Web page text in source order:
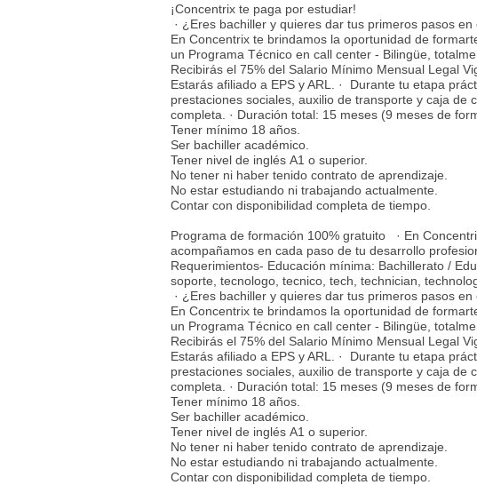
¡Concentrix te paga por estudiar!
· ¿Eres bachiller y quieres dar tus primeros pasos
En Concentrix te brindamos la oportunidad de
un Programa Técnico en call center - Bilingüe,
Recibirás el 75% del Salario Mínimo Mensual Legal
Estarás afiliado a EPS y ARL. · Durante tu etapa
prestaciones sociales, auxilio de transporte y caja de
completa. · Duración total: 15 meses (9 meses de
Tener mínimo 18 años.
Ser bachiller académico.
Tener nivel de inglés A1 o superior.
No tener ni haber tenido contrato de aprendizaje.
No estar estudiando ni trabajando actualmente.
Contar con disponibilidad completa de tiempo.
Programa de formación 100% gratuito · En
acompañamos en cada paso de tu desarrollo
Requerimientos- Educación mínima: Bachillerato /
soporte, tecnologo, tecnico, tech, technician,
· ¿Eres bachiller y quieres dar tus primeros pasos
En Concentrix te brindamos la oportunidad de
un Programa Técnico en call center - Bilingüe,
Recibirás el 75% del Salario Mínimo Mensual Legal
Estarás afiliado a EPS y ARL. · Durante tu etapa
prestaciones sociales, auxilio de transporte y caja de
completa. · Duración total: 15 meses (9 meses de
Tener mínimo 18 años.
Ser bachiller académico.
Tener nivel de inglés A1 o superior.
No tener ni haber tenido contrato de aprendizaje.
No estar estudiando ni trabajando actualmente.
Contar con disponibilidad completa de tiempo.